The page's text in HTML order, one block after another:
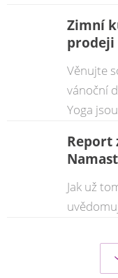
Zimní
prodeji
Věnujte
vánoční
Yoga
Report
Jak už